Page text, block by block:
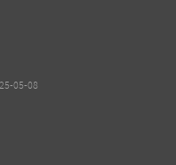
05-08